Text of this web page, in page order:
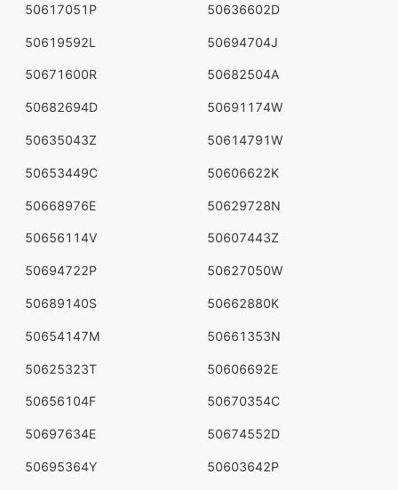
50617051P 50636602D
50619592L 50694704J
50671600R 50682504A
50682694D 50691174W
50635043Z 50614791W
50653449C 50606622K
50668976E 50629728N
50656114V 50607443Z
50694722P 50627050W
50689140S 50662880K
50654147M 50661353N
50625323T 50606692E
50656104F 50670354C
50697634E 50674552D
50695364Y 50603642P